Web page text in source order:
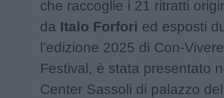
che raccoglie i 21 ritratti
da Italo Forfori ed esposti
l’edizione 2025 di Con-
Festival, è stata presentato
Center Sassoli di palazzo